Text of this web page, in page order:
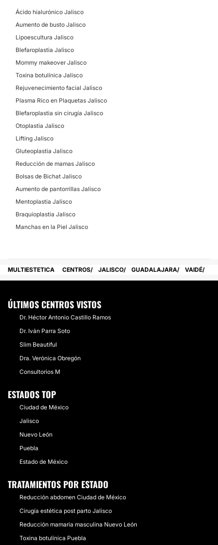
TRATAMIENTOS DE BELLEZA
Microdermoabrasión
Radiofrecuencia
Ácido hialurónico Jalisco
Aumento de busto Jalisco
Lipoescultura Jalisco
Blefaroplastia Jalisco
Mommy makeover Jalisco
Toxina botulínica Jalisco
Rejuvenecimiento facial Jalisco
Plasma Rico en Plaquetas Jalisco
Blefaroplastia sin cirugía Jalisco
Otoplastia Jalisco
Lifting Jalisco
Gluteoplastia Jalisco
Reducción de mamas Jalisco
Bolsas de Bichat Jalisco
Aumento de pantorrillas Jalisco
Mentoplastia Jalisco
Braquioplastia Jalisco
Manchas en la Piel Jalisco
MULTIESTETICA CENTROS JALISCO GUADALAJARA VAIDÉ
ÚLTIMOS CENTROS VISTOS
Dr. Héctor Antonio Castillo Ramos
Dr. Iván Parra Soto
Slim Beautiful
Dra. Verónica Obregón
Consultorios M
ESTADOS TOP
Ciudad de México
Jalisco
Nuevo León
Puebla
Estado de México
TRATAMIENTOS POR ESTADO
Reducción abdomen Ciudad de México
Cirugía estética post parto Jalisco
Reducción mamaria masculina Nuevo León
Toxina botulínica Puebla